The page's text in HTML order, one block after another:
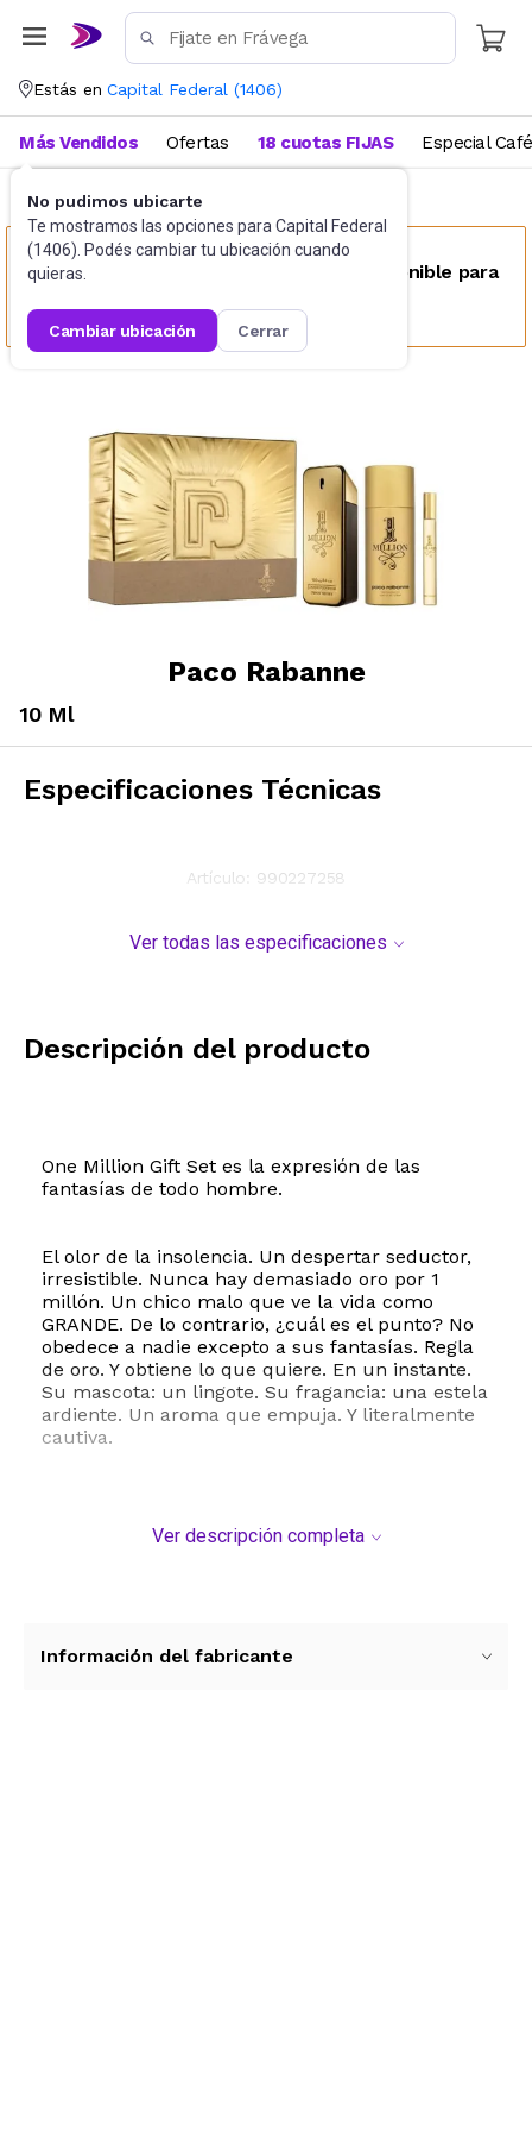
Estás en Capital Federal (1406)
No pudimos ubicarte
Te mostramos las opciones para Capital Federal
(1406). Podés cambiar tu ubicación cuando
quieras.
cambiar ubicación cerrar
Más Vendidos Ofertas 18 cuotas FIJAS Especial Café
Perfumes Perfumes para mujer
Este producto no se encuentra disponible para
Paco Rabanne
10 Ml
Especificaciones Técnicas
Artículo: 990227258
Ver todas las especificaciones
Descripción del producto
One Million Gift Set es la expresión de las
fantasías de todo hombre.
El olor de la insolencia. Un despertar seductor,
irresistible. Nunca hay demasiado oro por 1
millón. Un chico malo que ve la vida como
GRANDE. De lo contrario, ¿cuál es el punto? No
obedece a nadie excepto a sus fantasías. Regla
de oro. Y obtiene lo que quiere. En un instante.
Su mascota: un lingote. Su fragancia: una estela
ardiente. Un aroma que empuja. Y literalmente
cautiva.
Ver descripción completa
Información del fabricante